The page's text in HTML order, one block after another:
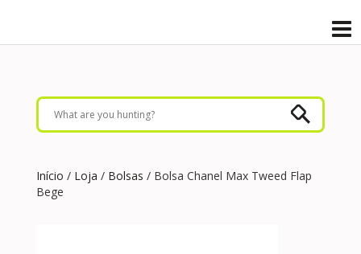
Início / Loja / Bolsas / Bolsa Chanel Max Tweed Flap
Bege